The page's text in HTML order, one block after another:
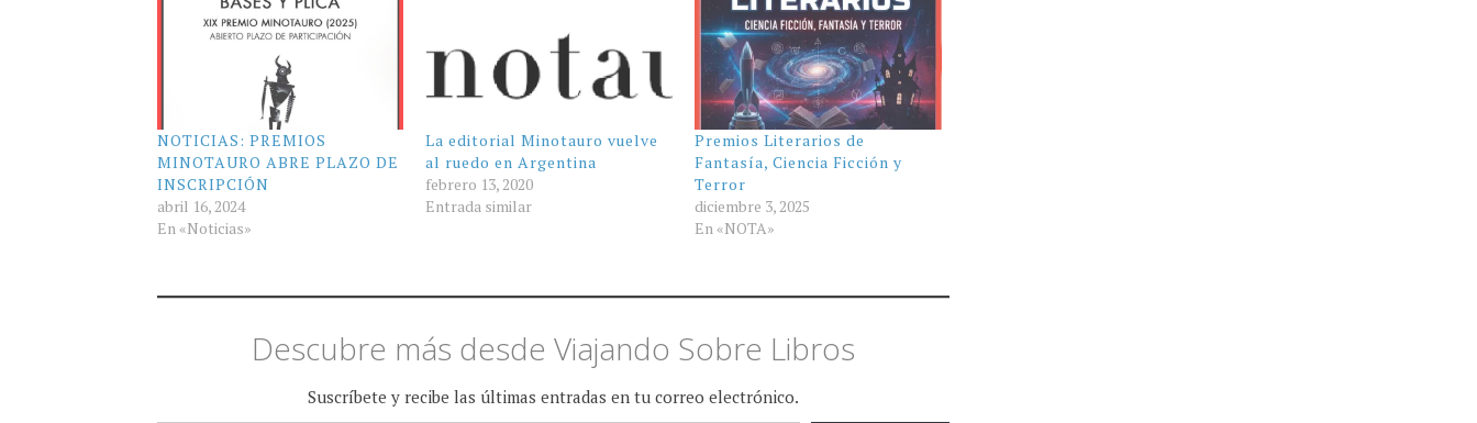
NOTICIAS: PREMIOS
MINOTAURO ABRE PLAZO DE
INSCRIPCIÓN
abril 16, 2024
En «Noticias»
La editorial Minotauro vuelve
al ruedo en Argentina
febrero 13, 2020
Entrada similar
Premios Literarios de
Fantasía, Ciencia Ficción y
Terror
diciembre 3, 2025
En «NOTA»
Descubre más desde Viajando Sobre Libros
Suscríbete y recibe las últimas entradas en tu correo electrónico.